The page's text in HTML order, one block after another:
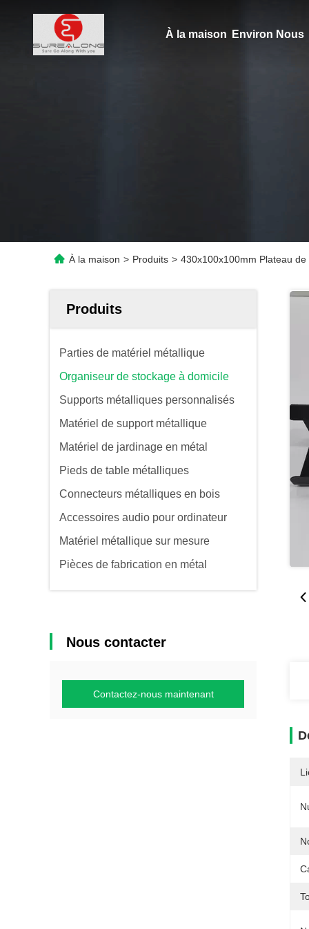
À la maison Environ Nous
À la maison > Produits > 430x100x100mm Plateau
Produits
Parties de matériel métallique
Organiseur de stockage à domicile
Supports métalliques personnalisés
Matériel de support métallique
Matériel de jardinage en métal
Pieds de table métalliques
Connecteurs métalliques en bois
Accessoires audio pour ordinateur
Matériel métallique sur mesure
Pièces de fabrication en métal
Nous contacter
Contactez-nous maintenant